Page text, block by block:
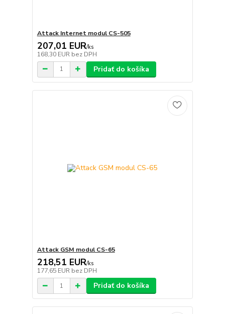
Attack Internet modul CS-505
207,01 EUR/ks
168,30 EUR bez DPH
Pridať do košíka
Attack GSM modul CS-65
218,51 EUR/ks
177,65 EUR bez DPH
Pridať do košíka